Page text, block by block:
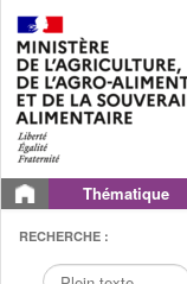
Thématique
RECHERCHE :